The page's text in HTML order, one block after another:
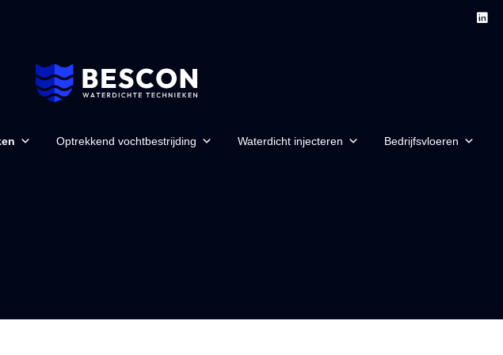
Optrekkend vochtbestrijding Waterdicht injecteren Bedrijfsvloeren